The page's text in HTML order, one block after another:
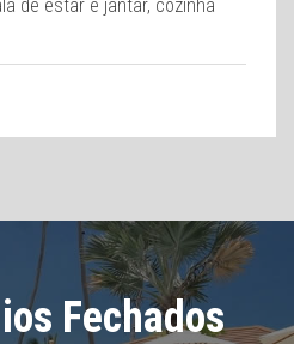
de estar e jantar, cozinha
Fechados